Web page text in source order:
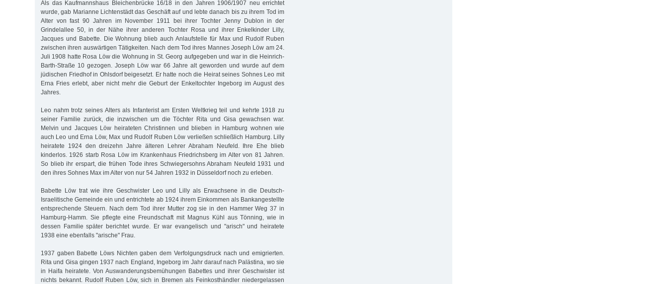
Als das Kaufmannshaus Bleichenbrücke 16/18 in den Jahren 1906/1907 neu errichtet
wurde, gab Marianne Lichtenstädt das Geschäft auf und lebte danach bis zu ihrem Tod im
Alter von fast 90 Jahren im November 1911 bei ihrer Tochter Jenny Dublon in der
Grindelallee 50, in der Nähe ihrer anderen Tochter Rosa und ihrer Enkelkinder Lilly,
Jacques und Babette. Die Wohnung blieb auch Anlaufstelle für Max und Rudolf Ruben
zwischen ihren auswärtigen Tätigkeiten. Nach dem Tod ihres Mannes Joseph Löw am 24.
Juli 1908 hatte Rosa Löw die Wohnung in St. Georg aufgegeben und war in die Heinrich-
Barth-Straße 10 gezogen. Joseph Löw war 66 Jahre alt geworden und wurde auf dem
jüdischen Friedhof in Ohlsdorf beigesetzt. Er hatte noch die Heirat seines Sohnes Leo mit
Erna Fries erlebt, aber nicht mehr die Geburt der Enkeltochter Ingeborg im August des
Jahres.
Leo nahm trotz seines Alters als Infanterist am Ersten Weltkrieg teil und kehrte 1918 zu
seiner Familie zurück, die inzwischen um die Töchter Rita und Gisa gewachsen war.
Melvin und Jacques Löw heirateten Christinnen und blieben in Hamburg wohnen wie
auch Leo und Erna Löw, Max und Rudolf Ruben Löw verließen schließlich Hamburg. Lilly
heiratete 1924 den dreizehn Jahre älteren Lehrer Abraham Neufeld. Ihre Ehe blieb
kinderlos. 1926 starb Rosa Löw im Krankenhaus Friedrichsberg im Alter von 81 Jahren.
So blieb ihr erspart, die frühen Tode ihres Schwiegersohns Abraham Neufeld 1931 und
den ihres Sohnes Max im Alter von nur 54 Jahren 1932 in Düsseldorf noch zu erleben.
Babette Löw trat wie ihre Geschwister Leo und Lilly als Erwachsene in die Deutsch-
Israelitische Gemeinde ein und entrichtete ab 1924 ihrem Einkommen als Bankangestellte
entsprechende Steuern. Nach dem Tod ihrer Mutter zog sie in den Hammer Weg 37 in
Hamburg-Hamm. Sie pflegte eine Freundschaft mit Magnus Kühl aus Tönning, wie in
dessen Familie später berichtet wurde. Er war evangelisch und "arisch" und heiratete
1938 eine ebenfalls "arische" Frau.
1937 gaben Babette Löws Nichten gaben dem Verfolgungsdruck nach und emigrierten.
Rita und Gisa gingen 1937 nach England, Ingeborg im Jahr darauf nach Palästina, wo sie
in Haifa heiratete. Von Auswanderungsbemühungen Babettes und ihrer Geschwister ist
nichts bekannt. Rudolf Ruben Löw, sich in Bremen als Feinkosthändler niedergelassen